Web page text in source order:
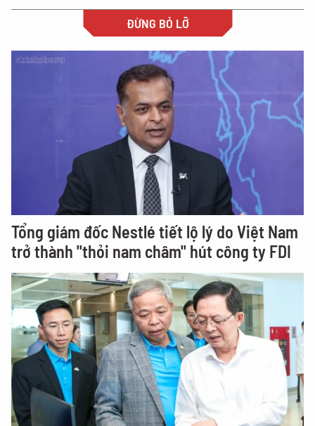
ĐỪNG BỎ LỠ
Tổng giám đốc Nestlé tiết lộ lý do Việt Nam
trở thành "thỏi nam châm" hút công ty FDI